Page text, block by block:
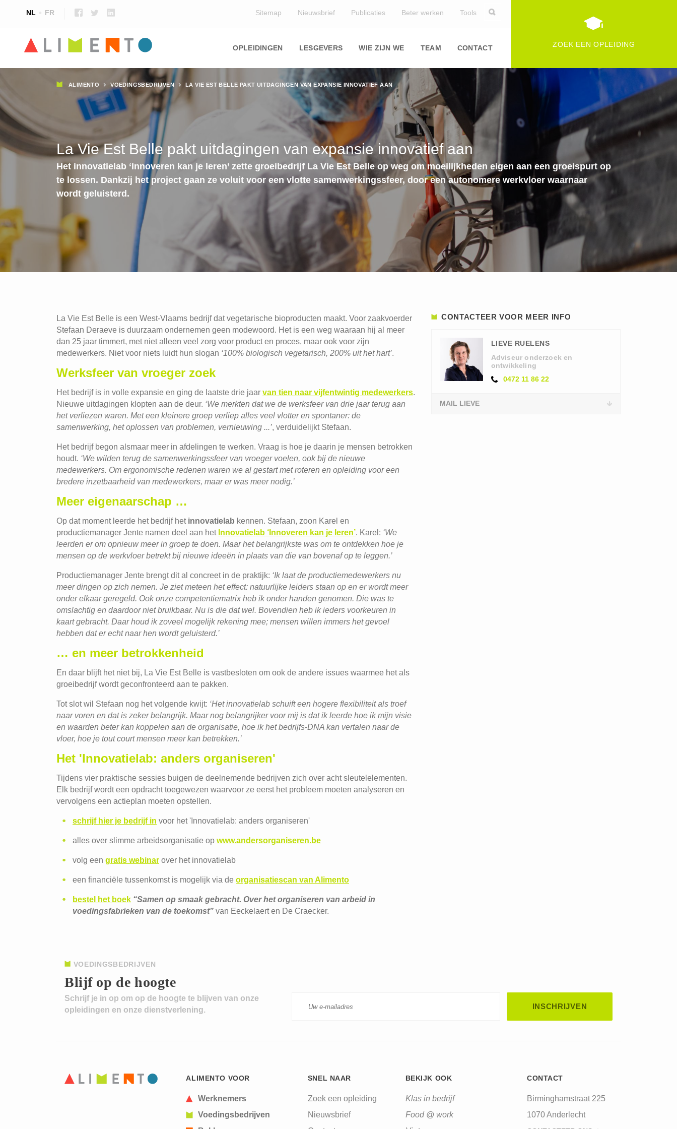
NL FR Sitemap Nieuwsbrief Publicaties Beter werken Tools
navigation
OPLEIDINGEN LESGEVERS WIE ZIJN WE TEAM CONTACT ZOEK EEN OPLEIDING
Kruimelpad
ALIMENTO VOEDINGSBEDRIJVEN LA VIE EST BELLE PAKT UITDAGINGEN VAN EXPANSIE INNOVATIEF AAN
La Vie Est Belle pakt uitdagingen van expansie innovatief aan
Het innovatielab ‘Innoveren kan je leren’ zette groeibedrijf La Vie Est Belle op weg om moeilijkheden eigen aan een groeispurt op
te lossen. Dankzij het project gaan ze voluit voor een vlotte samenwerkingssfeer, door een autonomere werkvloer waarnaar
wordt geluisterd.
La Vie Est Belle is een West-Vlaams bedrijf dat vegetarische bioproducten maakt. Voor zaakvoerder
Stefaan Deraeve is duurzaam ondernemen geen modewoord. Het is een weg waaraan hij al meer
dan 25 jaar timmert, met niet alleen veel zorg voor product en proces, maar ook voor zijn
medewerkers. Niet voor niets luidt hun slogan ‘100% biologisch vegetarisch, 200% uit het hart’.
Werksfeer van vroeger zoek
Het bedrijf is in volle expansie en ging de laatste drie jaar van tien naar vijfentwintig medewerkers.
Nieuwe uitdagingen klopten aan de deur. ‘We merkten dat we de werksfeer van drie jaar terug aan
het verliezen waren. Met een kleinere groep verliep alles veel vlotter en spontaner: de
samenwerking, het oplossen van problemen, vernieuwing ...’, verduidelijkt Stefaan.
Het bedrijf begon alsmaar meer in afdelingen te werken. Vraag is hoe je daarin je mensen betrokken
houdt. ‘We wilden terug de samenwerkingssfeer van vroeger voelen, ook bij de nieuwe
medewerkers. Om ergonomische redenen waren we al gestart met roteren en opleiding voor een
bredere inzetbaarheid van medewerkers, maar er was meer nodig.’
Meer eigenaarschap …
Op dat moment leerde het bedrijf het innovatielab kennen. Stefaan, zoon Karel en
productiemanager Jente namen deel aan het Innovatielab ‘Innoveren kan je leren’. Karel: ‘We
leerden er om opnieuw meer in groep te doen. Maar het belangrijkste was om te ontdekken hoe je
mensen op de werkvloer betrekt bij nieuwe ideeën in plaats van die van bovenaf op te leggen.’
Productiemanager Jente brengt dit al concreet in de praktijk: ‘Ik laat de productiemedewerkers nu
meer dingen op zich nemen. Je ziet meteen het effect: natuurlijke leiders staan op en er wordt meer
onder elkaar geregeld. Ook onze competentiematrix heb ik onder handen genomen. Die was te
omslachtig en daardoor niet bruikbaar. Nu is die dat wel. Bovendien heb ik ieders voorkeuren in
kaart gebracht. Daar houd ik zoveel mogelijk rekening mee; mensen willen immers het gevoel
hebben dat er echt naar hen wordt geluisterd.’
… en meer betrokkenheid
En daar blijft het niet bij, La Vie Est Belle is vastbesloten om ook de andere issues waarmee het als
groeibedrijf wordt geconfronteerd aan te pakken.
Tot slot wil Stefaan nog het volgende kwijt: ‘Het innovatielab schuift een hogere flexibiliteit als troef
naar voren en dat is zeker belangrijk. Maar nog belangrijker voor mij is dat ik leerde hoe ik mijn visie
en waarden beter kan koppelen aan de organisatie, hoe ik het bedrijfs-DNA kan vertalen naar de
vloer, hoe je tout court mensen meer kan betrekken.’
Het 'Innovatielab: anders organiseren'
Tijdens vier praktische sessies buigen de deelnemende bedrijven zich over acht sleutelelementen.
Elk bedrijf wordt een opdracht toegewezen waarvoor ze eerst het probleem moeten analyseren en
vervolgens een actieplan moeten opstellen.
schrijf hier je bedrijf in voor het 'Innovatielab: anders organiseren'
alles over slimme arbeidsorganisatie op www.andersorganiseren.be
volg een gratis webinar over het innovatielab
een financiële tussenkomst is mogelijk via de organisatiescan van Alimento
bestel het boek “Samen op smaak gebracht. Over het organiseren van arbeid in
voedingsfabrieken van de toekomst” van Eeckelaert en De Craecker.
CONTACTEER VOOR MEER INFO
LIEVE RUELENS
Adviseur onderzoek en
ontwikkeling
0472 11 86 22
MAIL LIEVE
Blijf op de hoogte
VOEDINGSBEDRIJVEN
Schrijf je in op om op de hoogte te blijven van onze
opleidingen en onze dienstverlening.
ALIMENTO VOOR
Werknemers
Voedingsbedrijven
SNEL NAAR
Zoek een opleiding
Nieuwsbrief
BEKIJK OOK
Klas in bedrijf
Food @ work
CONTACT
Birminghamstraat 225
1070 Anderlecht